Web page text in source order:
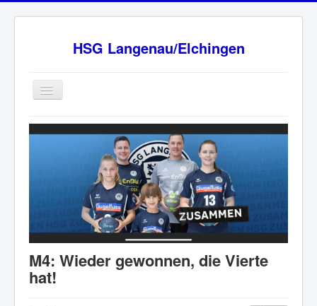
HSG Langenau/Elchingen
Home
BW Oberliga Staffel 2
Sponsoren
HSG - Fanshop
News
Ansprechpartner
M4: Wieder gewonnen, die Vierte
hat!